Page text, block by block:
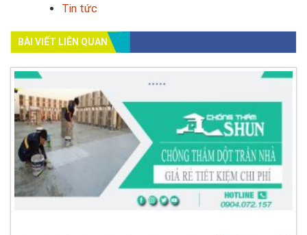
Tin tức
BÀI VIẾT LIÊN QUAN